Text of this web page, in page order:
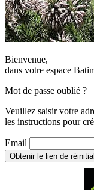
Bienvenue,
dans votre espace
Mot de passe oublié ?
Veuillez saisir votre
les instructions pour
Email
Obtenir le lien de